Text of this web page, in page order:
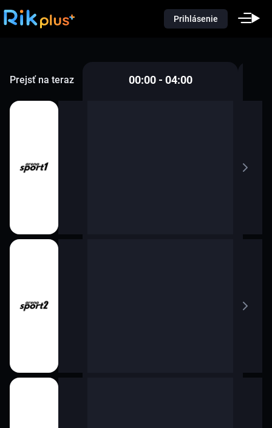
Prihlásenie
Prejsť na teraz 00:00 - 04:00